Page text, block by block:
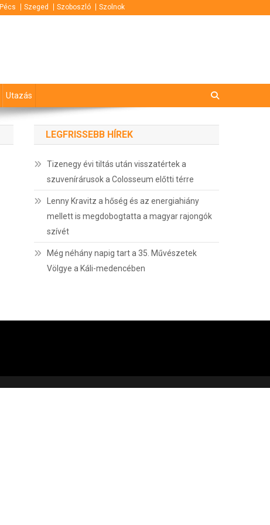
Pécs Szeged Szoboszló Szolnok
Utazás
LEGFRISSEBB HÍREK
Tizenegy évi tiltás után visszatértek a
szuvenírárusok a Colosseum előtti térre
Lenny Kravitz a hőség és az energiahiány
mellett is megdobogtatta a magyar rajongók
szívét
Még néhány napig tart a 35. Művészetek
Völgye a Káli-medencében